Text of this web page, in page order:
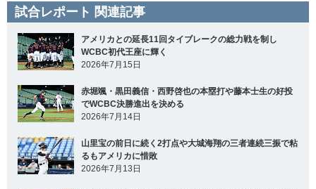
試合レポート 関連記事
アメリカとの延長11回タイブレークの総力戦を制し
WCBC初代王座に輝く
2026年7月15日
赤堀颯・黒田義信・西野啓也の本塁打や藤本士生の好投
でWCBC決勝進出を決める
2026年7月14日
山里宝の前日に続く2打点や大城海翔の三者連続三振で粘
るもアメリカに惜敗
2026年7月13日